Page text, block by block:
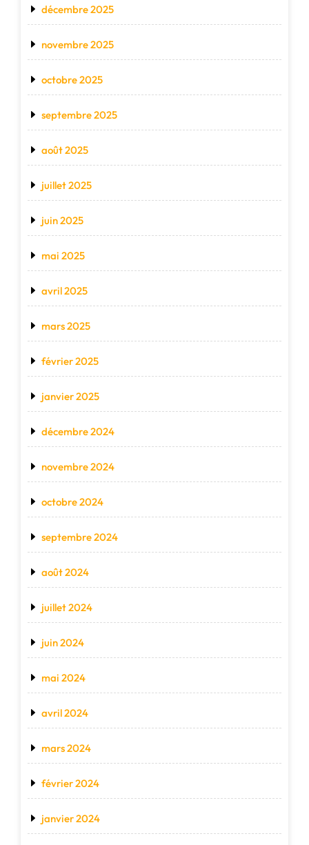
décembre 2025
novembre 2025
octobre 2025
septembre 2025
août 2025
juillet 2025
juin 2025
mai 2025
avril 2025
mars 2025
février 2025
janvier 2025
décembre 2024
novembre 2024
octobre 2024
septembre 2024
août 2024
juillet 2024
juin 2024
mai 2024
avril 2024
mars 2024
février 2024
janvier 2024